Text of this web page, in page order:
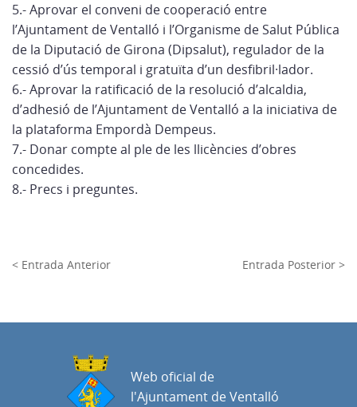
5.- Aprovar el conveni de cooperació entre
l’Ajuntament de Ventalló i l’Organisme de Salut Pública
de la Diputació de Girona (Dipsalut), regulador de la
cessió d’ús temporal i gratuïta d’un desfibril·lador.
6.- Aprovar la ratificació de la resolució d’alcaldia,
d’adhesió de l’Ajuntament de Ventalló a la iniciativa de
la plataforma Empordà Dempeus.
7.- Donar compte al ple de les llicències d’obres
concedides.
8.- Precs i preguntes.
< Entrada Anterior Entrada Posterior >
Web oficial de
l'Ajuntament de Ventalló